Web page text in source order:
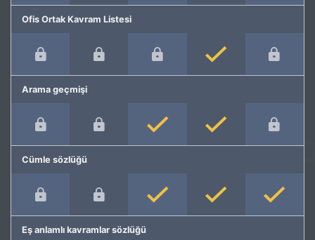
Ofis Ortak Kavram Listesi
Arama geçmişi
Cümle sözlüğü
Eş anlamlı kavramlar sözlüğü